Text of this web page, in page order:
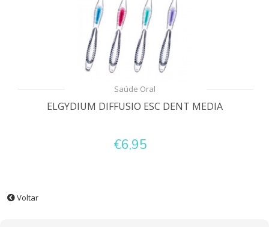
Saúde Oral
ELGYDIUM DIFFUSIO ESC DENT MEDIA
€6,95
Voltar